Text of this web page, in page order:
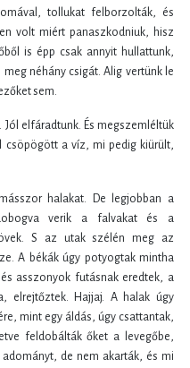
tollukat felborzolták, és
volt miért panaszkodniuk, hisz
is épp csak annyit hullattunk,
néhány csigát. Alig vertünk le
sem.
elfáradtunk. És megszemléltük
csöpögött a víz, mi pedig kiürült,
halakat. De legjobban a
verik a falvakat és a
S az utak szélén meg az
A békák úgy potyogtak mintha
asszonyok futásnak eredtek, a
elrejtőztek. Hajjaj. A halak úgy
mint egy áldás, úgy csattantak,
feldobálták őket a levegőbe,
de nem akarták, és mi